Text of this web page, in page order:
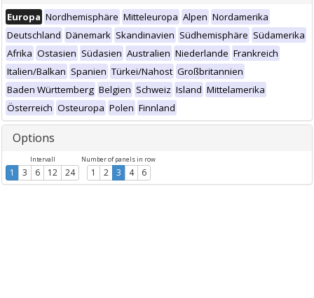
Europa Nordhemisphäre Mitteleuropa Alpen Nordamerika
Deutschland Dänemark Skandinavien Südhemisphäre Südamerika
Afrika Ostasien Südasien Australien Niederlande Frankreich
Italien/Balkan Spanien Türkei/Nahost Großbritannien
Baden Württemberg Belgien Schweiz Island Mittelamerika
Österreich Osteuropa Polen Finnland
Options
Intervall
1 3 6 12 24
Number of panels in row
1 2 3 4 6